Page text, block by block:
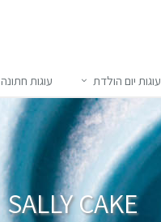
עוגות יום הולדת עוגות חתונה
SALLY CAKE